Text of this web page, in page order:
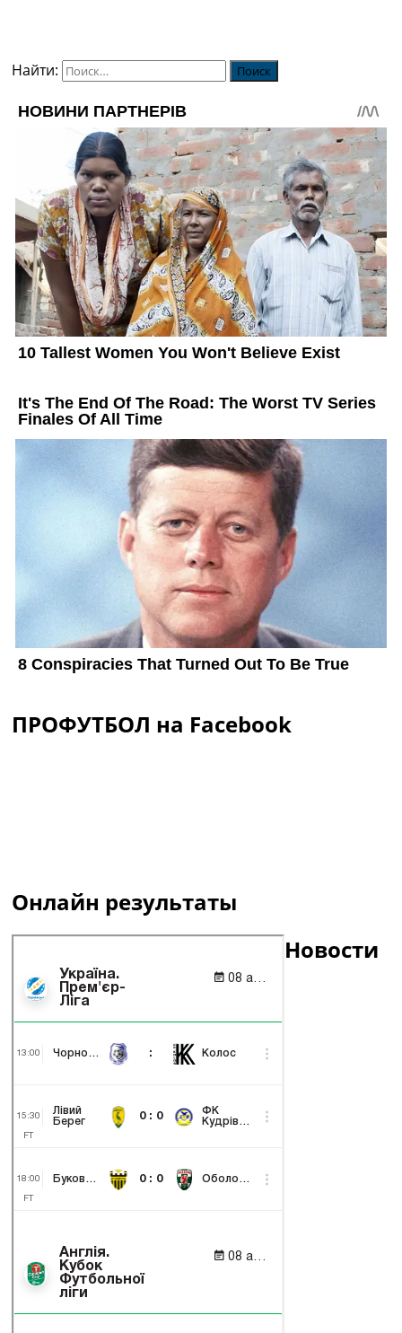
Найти:
ПРОФУТБОЛ на Facebook
Онлайн результаты
Новости